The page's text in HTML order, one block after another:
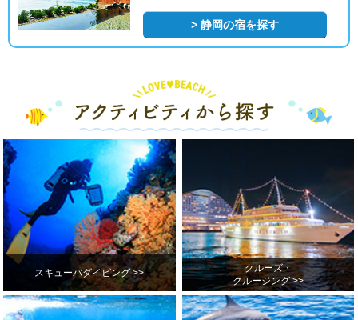
> 静岡の宿を探す
スキューバダイビング >>
クルーズ・
クルージング >>